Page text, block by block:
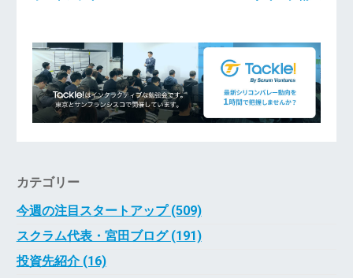
カテゴリー
今週の注目スタートアップ (509)
スクラム代表・宮田ブログ (191)
投資先紹介 (16)